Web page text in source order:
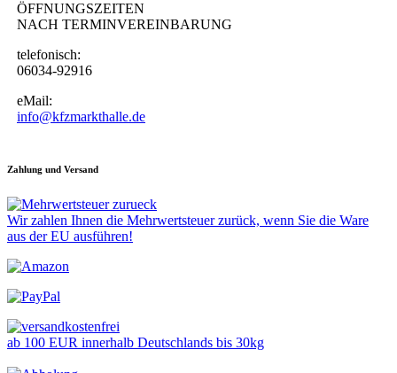
ÖFFNUNGSZEITEN
NACH TERMINVEREINBARUNG
telefonisch:
06034-92916
eMail:
info@kfzmarkthalle.de
Zahlung und Versand
Wir zahlen Ihnen die Mehrwertsteuer zurück, wenn Sie die Ware
aus der EU ausführen!
ab 100 EUR innerhalb Deutschlands bis 30kg